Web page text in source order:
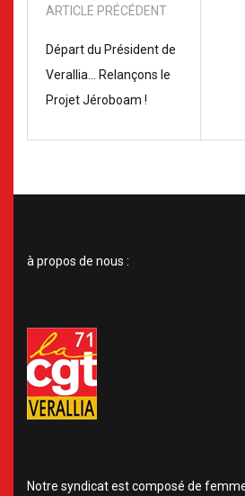
ARTICLE PRÉCÉDENT
Départ du Président de
Verallia... Relançons le
Projet Jéroboam !
à propos de nous :
Notre syndicat est composé de